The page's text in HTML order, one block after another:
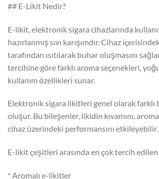
## E-Likit Nedir?
E-likit, elektronik sigara cihazlarında
hazırlanmış sıvı karışımdır. Cihaz
tarafından ısıtılarak buhar oluşmasını
tercihine göre farklı aroma seçenekleri,
kullanım özellikleri sunar.
Elektronik sigara likitleri genel olarak farklı
oluşur. Bu bileşenler, likidin kıvamını,
cihaz üzerindeki performansını etkileyebilir.
E-likit çeşitleri arasında en çok tercih
* Aromalı e-likitler